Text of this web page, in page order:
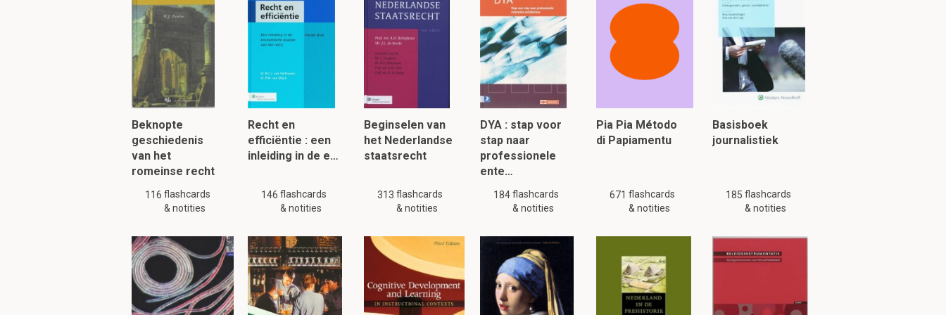
Ontologie - houd zich bezig met deoorsprong/aard van de realiteit en wat er te weten valt over de
wereld. (wat er bestaat, wat maakt dat iets bestaat)
Epistemologie- houd zich bezig met weten en leren over de wereld en hoe we kunnen leren over de
realiteit en wat de basis vormt van kennis. (wat is kennis, wat kan er gekend worden)
of er wel of niet een sociale realiteit is die onafhankelijk kan bestaan van de ideeën en interpretaties
van mensen.
Of er een gedeelde sociale realiteit is of alleen meerdere die context gespecificeerde.
Om verder te lezen, klik hier:
Beknopte
geschiedenis
van het
romeinse recht
116 flashcards
& notities
Recht en
efficiëntie : een
inleiding in de e…
146 flashcards
& notities
Beginselen van
het Nederlandse
staatsrecht
313 flashcards
& notities
DYA : stap voor
stap naar
professionele
ente…
184flashcards
& notities
Pia Pia Método
di Papiamentu
671 flashcards
& notities
Basisboek
journalistiek
185 flashcards
& notities